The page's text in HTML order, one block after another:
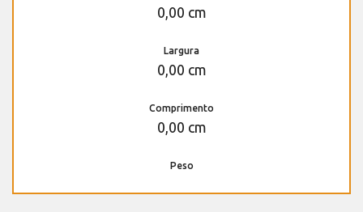
0,00 cm
Largura
0,00 cm
Comprimento
0,00 cm
Peso